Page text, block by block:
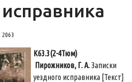
К63.3(2-4Тюм)
Пирожников, Г. А.Записки
уездного исправника [Текст]